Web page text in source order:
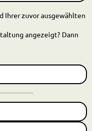
Ihrer zuvor ausgewählten
angezeigt? Dann